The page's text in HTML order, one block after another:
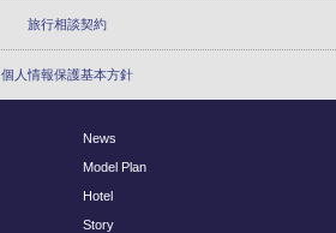
旅行相談契約
個人情報保護基本方針
News
Model Plan
Hotel
Story